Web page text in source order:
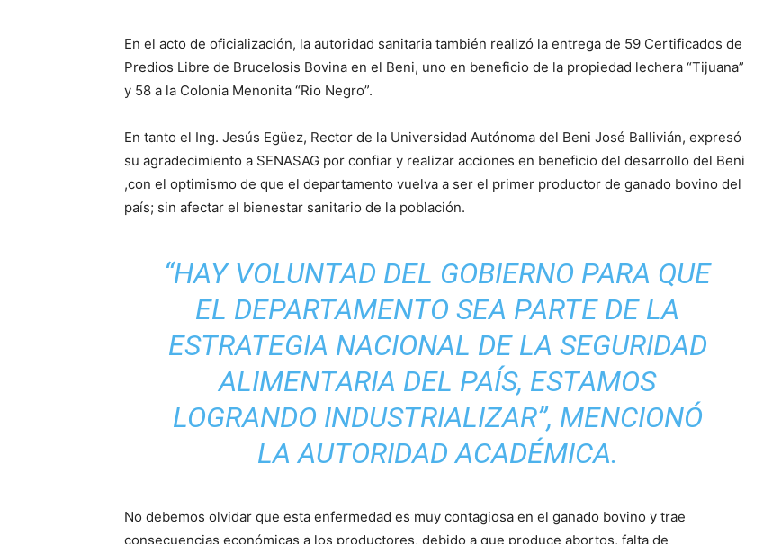
En el acto de oficialización, la autoridad sanitaria también realizó la entrega de 59 Certificados de
Predios Libre de Brucelosis Bovina en el Beni, uno en beneficio de la propiedad lechera “Tijuana”
y 58 a la Colonia Menonita “Rio Negro”.
En tanto el Ing. Jesús Egüez, Rector de la Universidad Autónoma del Beni José Ballivián, expresó
su agradecimiento a SENASAG por confiar y realizar acciones en beneficio del desarrollo del Beni
,con el optimismo de que el departamento vuelva a ser el primer productor de ganado bovino del
país; sin afectar el bienestar sanitario de la población.
“HAY VOLUNTAD DEL GOBIERNO PARA QUE
EL DEPARTAMENTO SEA PARTE DE LA
ESTRATEGIA NACIONAL DE LA SEGURIDAD
ALIMENTARIA DEL PAÍS, ESTAMOS
LOGRANDO INDUSTRIALIZAR”, MENCIONÓ
LA AUTORIDAD ACADÉMICA.
No debemos olvidar que esta enfermedad es muy contagiosa en el ganado bovino y trae
consecuencias económicas a los productores, debido a que produce abortos, falta de